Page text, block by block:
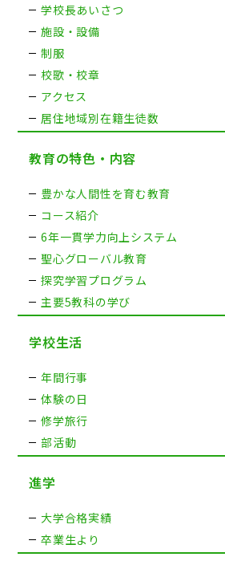
学校長あいさつ
施設・設備
制服
校歌・校章
アクセス
居住地域別在籍生徒数
教育の特色・内容
豊かな人間性を育む教育
コース紹介
6年一貫学力向上システム
聖心グローバル教育
探究学習プログラム
主要5教科の学び
学校生活
年間行事
体験の日
修学旅行
部活動
進学
大学合格実績
卒業生より